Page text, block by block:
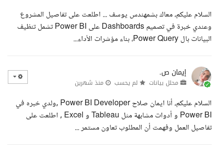
السلام عليكم، معاك بشمهندس يوسف ... اطلعت على تفاصيل المشروع
وعندي خبرة في تصميم Dashboards على Power BI تشمل تنظيف
البيانات بال Power Query، بناء مؤشرات الأداء...
إيمان ص.
محلل بيانات لم يحسب منذ شهرين
السلام عليكم، أنا ايمان صلاح Power BI Developer ,ولدي خبره في
Power BI و أدوات مشابهة مثل Tableau و Excel , اطلعت على
تفاصيل العمل وفهمت أن المطلوب تعاون مستمر ...